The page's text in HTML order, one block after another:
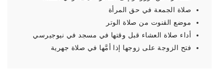
صلاة الجمعة في حق المرأة
موضع القنوت من صلاة الوتر
أداء صلاة العشاء قبل وقتها في مسجد في نيوجيرسي
فتح الزوجة على زوجها إذا أمَّها في صلاة جهرية